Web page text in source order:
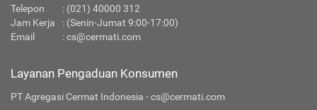
Telepon : (021) 40000 312
Jam Kerja
: (Senin-Jumat 9:00-17:00)
Email
:cs@cermati.com
Layanan Pengaduan Konsumen
PT Agregasi Cermat Indonesia - cs@cermati.com